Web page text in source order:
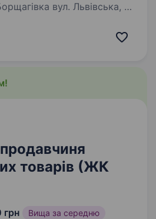
вул. Львівська, 1А
000 грн (ставка + % від
товарів (ЖК
грн Вища за середню